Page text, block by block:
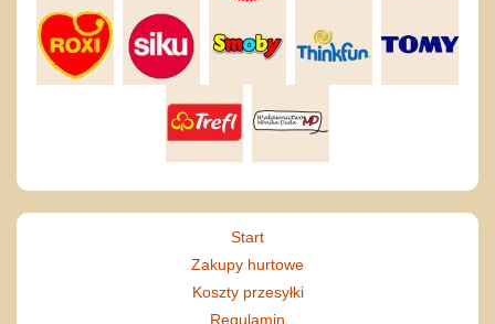
Start
Zakupy hurtowe
Koszty przesyłki
Regulamin